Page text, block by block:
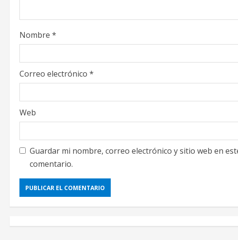
d
i
n
g
Nombre *
Correo electrónico *
Web
Guardar mi nombre, correo electrónico y sitio web en
comentario.